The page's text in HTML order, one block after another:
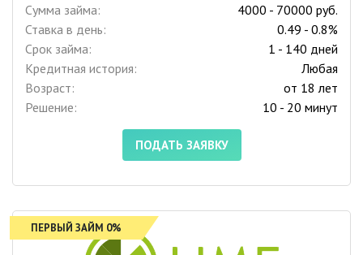
Сумма займа:
4000 - 70000 руб.
Ставка в день:
0.49 - 0.8%
Срок займа:
1 - 140 дней
Кредитная история:
Любая
Возраст:
от 18 лет
Решение:
10 - 20 минут
ПОДАТЬ ЗАЯВКУ
ПЕРВЫЙ ЗАЙМ 0%